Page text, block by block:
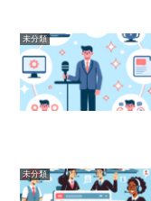
未分類
未分類